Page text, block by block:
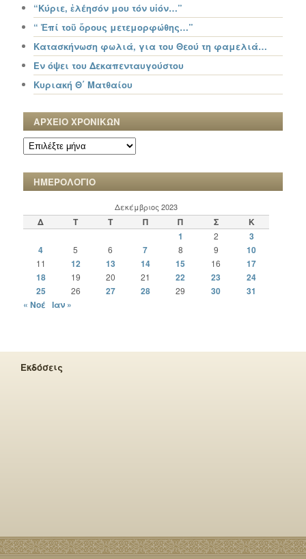
“Κύριε, ἐλέησόν μου τόν υἱόν…”
“ Ἐπί τοῦ ὄρους μετεμορφώθης…”
Κατασκήνωση φωλιά, για του Θεού τη φαμελιά…
Εν όψει του Δεκαπενταυγούστου
Κυριακή Θ΄ Ματθαίου
ΑΡΧΕΙΟ ΧΡΟΝΙΚΩΝ
ΑΡΧΕΙΟ
ΧΡΟΝΙΚΩΝ
ΗΜΕΡΟΛΟΓΙΟ
Δεκέμβριος 2023
Δ Τ Τ Π Π Σ
Κ
1
2
3
4
5 6 7 8 9 10
11 12 13 14 15 16
17
18
19 20 21 22 23
24
25
26 27 28 29 30
31
« Νοέ Ιαν »
Εκδόσεις